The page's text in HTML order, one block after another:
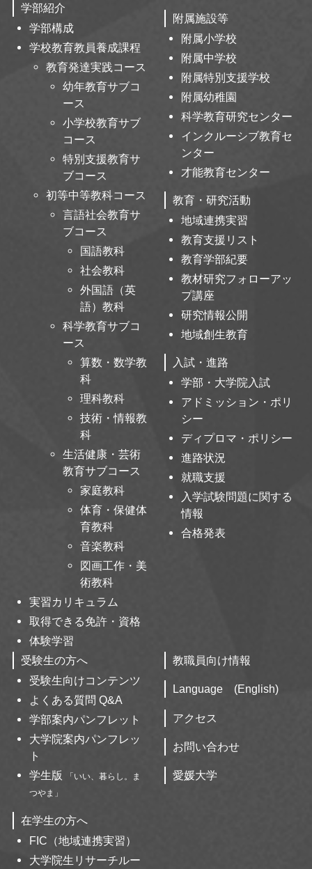
学部紹介
学部構成
学校教育教員養成課程
教育発達実践コース
幼年教育サブコ
ース
小学校教育サブ
コース
特別支援教育サ
ブコース
初等中等教科コース
言語社会教育サ
ブコース
国語教科
社会教科
外国語（英
語）教科
科学教育サブコ
ース
算数・数学教
科
理科教科
技術・情報教
科
生活健康・芸術
教育サブコース
家庭教科
体育・保健体
育教科
音楽教科
図画工作・美
術教科
実習カリキュラム
取得できる免許・資格
体験学習
附属施設等
附属小学校
附属中学校
附属特別支援学校
附属幼稚園
科学教育研究センター
インクルーシブ教育セ
ンター
才能教育センター
教育・研究活動
地域連携実習
教育支援リスト
教育学部紀要
教材研究フォローアッ
プ講座
研究情報公開
地域創生教育
入試・進路
学部・大学院入試
アドミッション・ポリ
シー
ディプロマ・ポリシー
進路状況
就職支援
入学試験問題に関する
情報
合格発表
受験生の方へ
受験生向けコンテンツ
よくある質問 Q&A
学部案内パンフレット
大学院案内パンフレッ
ト
学生版
「いい、暮らし。ま
つやま」
在学生の方へ
FIC（地域連携実習）
大学院生リサーチルー
教職員向け情報
Language (English)
アクセス
お問い合わせ
愛媛大学